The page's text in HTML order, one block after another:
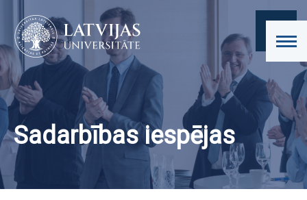
Sadarbības iespējas